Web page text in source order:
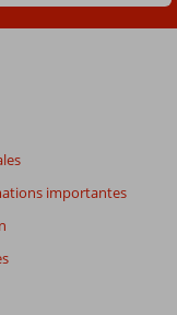
importantes